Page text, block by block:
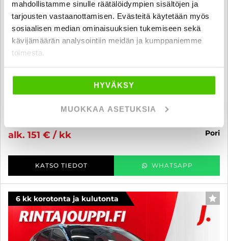
mahdollistamme sinulle räätälöidympien sisältöjen ja
tarjousten vastaanottamisen. Evästeitä käytetään myös
sosiaalisen median ominaisuuksien tukemiseen sekä
kävijämäärän analysointiin meidän ja kumppaniemme
toimesta.
HYVÄKSY
MUOKKAA ASETUKSIA
Ford Kuga
kulutonta maksuaikaa! - 2-omisteinen Kuga!! Jakopää juuri tehty!!
// Vetokoukku // Lohkolämmitin // Tutkat // Ilmastointi //
alk. 151 € / kk
pori
KATSO TIEDOT WHATSAPP
6 kk korotonta ja kulutonta